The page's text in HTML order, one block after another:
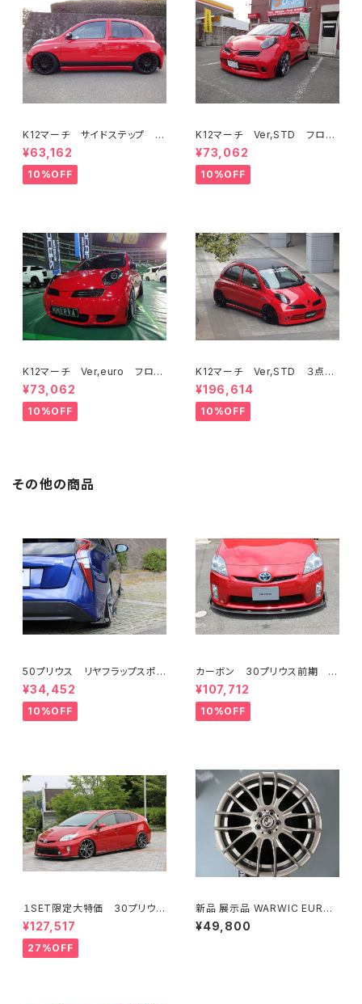
K12マーチ サイドステップ V
er,euro STD共通
¥63,162
10%OFF
K12マーチ Ver,STD フロン
トバンパー
¥73,062
10%OFF
K12マーチ Ver,euro フロン
トバンパー
¥73,062
10%OFF
K12マーチ Ver,STD ３点KI
T フロントバンパー/サイド/リ
ア
¥196,614
10%OFF
その他の商品
50プリウス リヤフラップスポイ
ラー FRP ミネルバVer.GT
¥34,452
10%OFF
カーボン 30プリウス前期 フ
ロントフラップスポイラー ミネ
ルバVer.GT ハイブリッドカー
ボン
¥107,712
10%OFF
１SET限定大特価 30プリウス
後期 3点KIT フロント/サイ
ド/リアフラップスポイラー FR
P ミネルバVer.GT
¥127,517
27%OFF
新品 展示品 WARWIC EURO
メッシュ 1８x7J+48 5H100 4
本SET プリウス などに
¥49,800